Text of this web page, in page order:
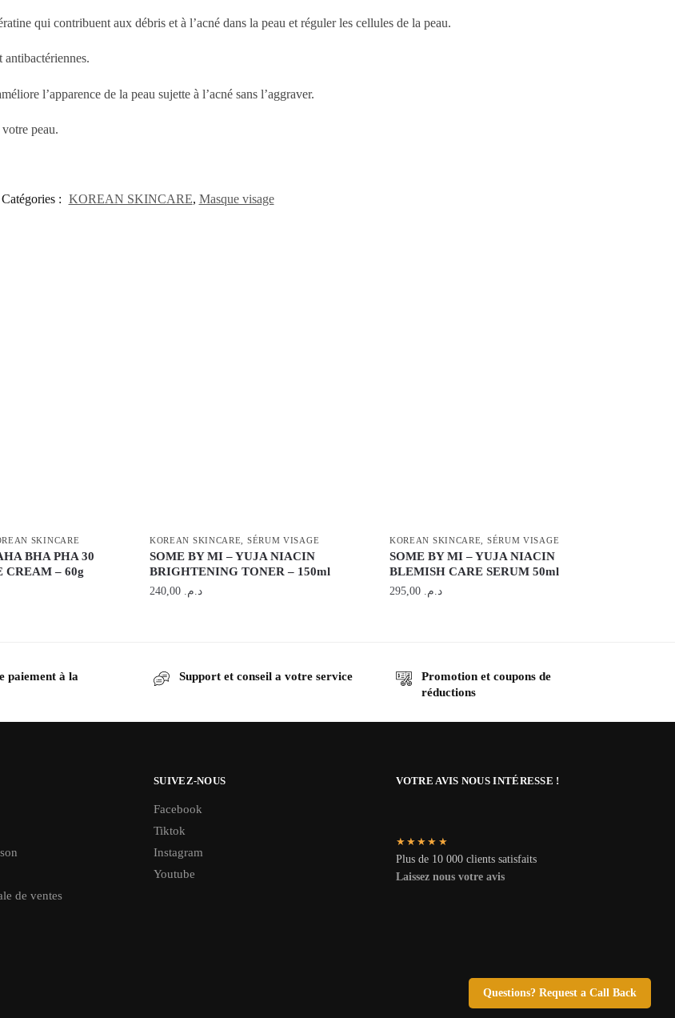
Questions? Request a Call Back
qui contribuent aux débris et à l’acné dans la peau et réguler les cellules de la peau.
antibactériennes.
l’apparence de la peau sujette à l’acné sans l’aggraver.
peau.
Catégories : KOREAN SKINCARE, Masque visage
SKINCARE
BHA PHA 30
CREAM – 60g
KOREAN SKINCARE SÉRUM VISAGE
SOME BY MI – YUJA NIACIN
BRIGHTENING TONER – 150ml
د.م. 240,00
KOREAN SKINCARE SÉRUM VISAGE
SOME BY MI – YUJA NIACIN
BLEMISH CARE SERUM 50ml
د.م. 295,00
paiement à la
Support et conseil a votre service
Promotion et coupons de
réductions
de ventes
SUIVEZ-NOUS
Facebook
Tiktok
Instagram
Youtube
VOTRE AVIS NOUS INTÉRESSE !
★★★★★
Plus de 10 000 clients satisfaits
Laissez nous votre avis